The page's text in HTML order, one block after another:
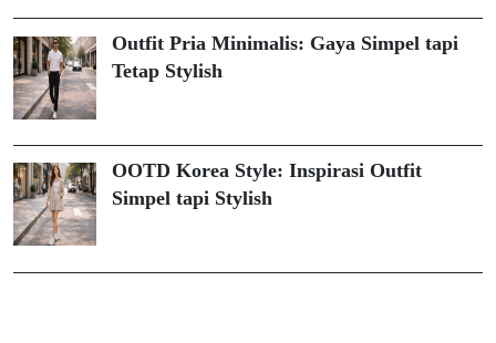
Outfit Pria Minimalis: Gaya Simpel tapi
Tetap Stylish
OOTD Korea Style: Inspirasi Outfit
Simpel tapi Stylish